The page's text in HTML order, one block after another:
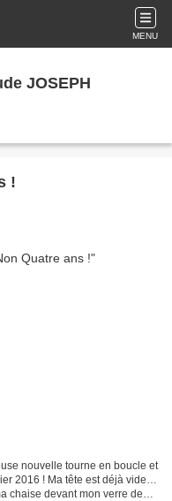
MENU
JOSEPH
!
nouvelle tourne en boucle et
2016 ! Ma tête est déjà vide…
chaise devant mon verre de